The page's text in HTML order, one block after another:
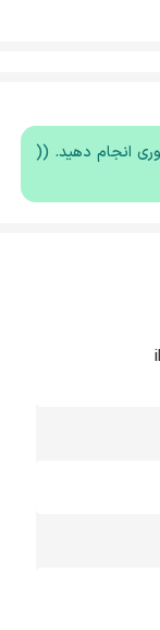
انجام دهید. ((